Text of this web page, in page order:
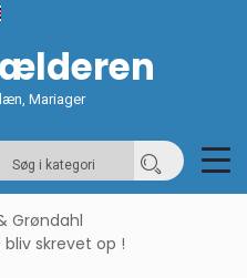
Mariager
Søg i kategori
Grøndahl
skrevet op !